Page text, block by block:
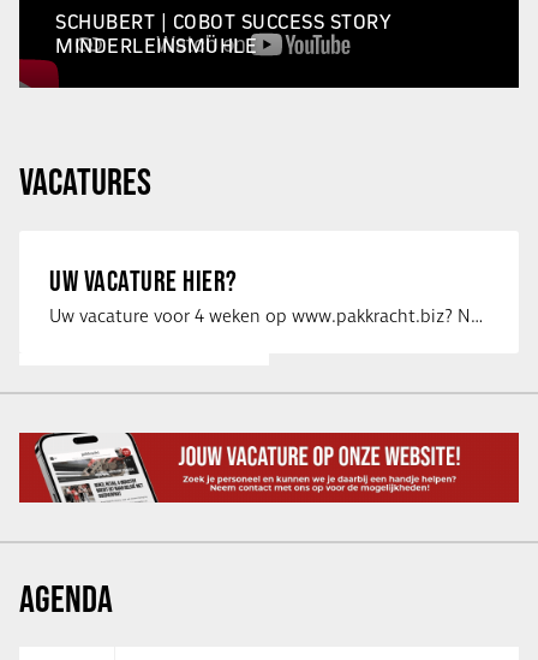
SCHUBERT | COBOT SUCCESS STORY
MINDERLEINSMÜHLE
VACATURES
UW VACATURE HIER?
Uw vacature voor 4 weken op www.pakkracht.biz? Neem dan contact op met Yannick van …
AGENDA